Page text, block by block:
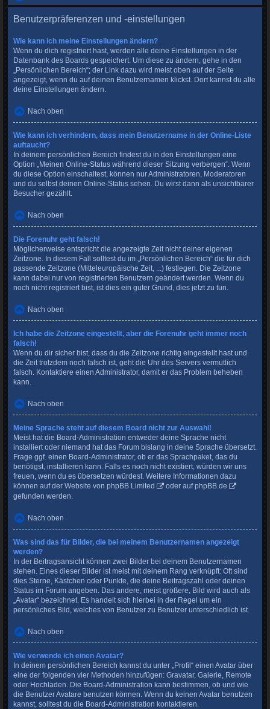
Benutzerpräferenzen und -einstellungen
Wie kann ich meine Einstellungen ändern?
Wenn du dich registriert hast, werden alle deine Einstellungen in der
Datenbank des Boards gespeichert. Um diese zu ändern, gehe in den
„Persönlichen Bereich“; der Link dazu wird meist oben auf der Seite
angezeigt, wenn du auf deinen Benutzernamen klickst. Dort kannst du alle
deine Einstellungen ändern.
Nach oben
Wie kann ich verhindern, dass mein Benutzername in der Online-Liste
auftaucht?
In deinem persönlichen Bereich findest du in den Einstellungen eine
Option „Meinen Online-Status während dieser Sitzung verbergen“. Wenn
du diese Option einschaltest, können nur Administratoren, Moderatoren
und du selbst deinen Online-Status sehen. Du wirst dann als unsichtbarer
Besucher gezählt.
Nach oben
Die Forenuhr geht falsch!
Möglicherweise entspricht die angezeigte Zeit nicht deiner eigenen
Zeitzone. In diesem Fall solltest du im „Persönlichen Bereich“ die für dich
passende Zeitzone (Mitteleuropäische Zeit, ...) festlegen. Die Zeitzone
kann dabei nur von registrierten Benutzern geändert werden. Wenn du
noch nicht registriert bist, ist dies ein guter Grund, dies jetzt zu tun.
Nach oben
Ich habe die Zeitzone eingestellt, aber die Forenuhr geht immer noch
falsch!
Wenn du dir sicher bist, dass du die Zeitzone richtig eingestellt hast und
die Zeit trotzdem noch falsch ist, geht die Uhr des Servers vermutlich
falsch. Kontaktiere einen Administrator, damit er das Problem beheben
kann.
Nach oben
Meine Sprache steht auf diesem Board nicht zur Auswahl!
Meist hat die Board-Administration entweder deine Sprache nicht
installiert oder niemand hat das Forum bislang in deine Sprache übersetzt.
Frage ggf. einen Board-Administrator, ob er das Sprachpaket, das du
benötigst, installieren kann. Falls es noch nicht existiert, würden wir uns
freuen, wenn du es übersetzen würdest. Weitere Informationen dazu
können auf der Website von phpBB Limited oder aufphpBB.de
gefunden werden.
Nach oben
Was sind das für Bilder, die bei meinem Benutzernamen angezeigt
werden?
In der Beitragsansicht können zwei Bilder bei deinem Benutzernamen
stehen. Eines dieser Bilder ist meist mit deinem Rang verknüpft: Oft sind
dies Sterne, Kästchen oder Punkte, die deine Beitragszahl oder deinen
Status im Forum angeben. Das andere, meist größere, Bild wird auch als
„Avatar“ bezeichnet. Es handelt sich hierbei in der Regel um ein
persönliches Bild, welches von Benutzer zu Benutzer unterschiedlich ist.
Nach oben
Wie verwende ich einen Avatar?
In deinem persönlichen Bereich kannst du unter „Profil“ einen Avatar über
eine der folgenden vier Methoden hinzufügen: Gravatar, Galerie, Remote
oder Hochladen. Die Board-Administration kann bestimmen, ob und wie
die Benutzer Avatare benutzen können. Wenn du keinen Avatar benutzen
kannst, solltest du die Board-Administration kontaktieren.